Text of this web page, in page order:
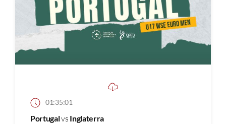
01:35:01
Portugalvs Inglaterra